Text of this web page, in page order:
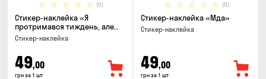
(0)
Стикер-наклейка «Я
протримався тиждень, але
почався наступний»
Стикер-наклейка
49,00
грн за 1 шт
(0)
Стикер-наклейка «Мда»
Стикер-наклейка
49,00
грн за 1 шт